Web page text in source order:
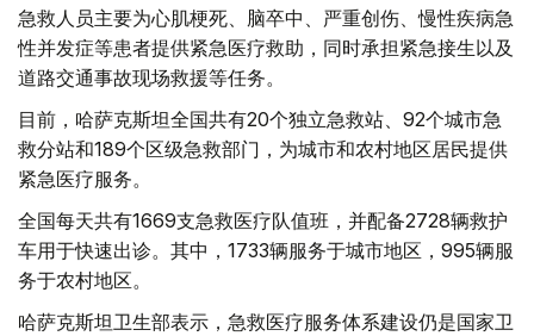
急救人员主要为心肌梗死、脑卒中、严重创伤、慢性疾病急
性并发症等患者提供紧急医疗救助，同时承担紧急接生以及
道路交通事故现场救援等任务。
目前，哈萨克斯坦全国共有20个独立急救站、92个城市急
救分站和189个区级急救部门，为城市和农村地区居民提供
紧急医疗服务。
全国每天共有1669支急救医疗队值班，并配备2728辆救护
车用于快速出诊。其中，1733辆服务于城市地区，995辆服
务于农村地区。
哈萨克斯坦卫生部表示，急救医疗服务体系建设仍是国家卫